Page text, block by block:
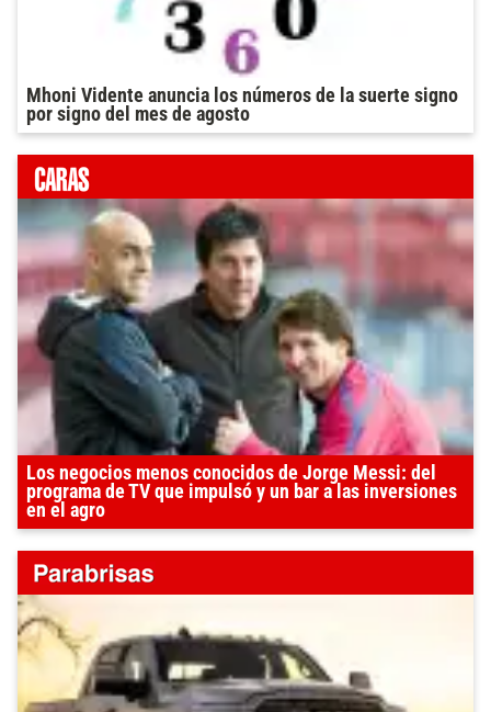
Mhoni Vidente anuncia los números de la suerte signo
por signo del mes de agosto
Los negocios menos conocidos de Jorge Messi: del
programa de TV que impulsó y un bar a las inversiones
en el agro